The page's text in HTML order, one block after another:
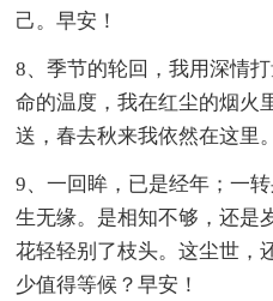
己。早安！
8、季节的轮回，我用深情
命的温度，我在红尘的烟火
送，春去秋来我依然在这里
9、一回眸，已是经年；一
生无缘。是相知不够，还是
花轻轻别了枝头。这尘世，
少值得等候？早安！